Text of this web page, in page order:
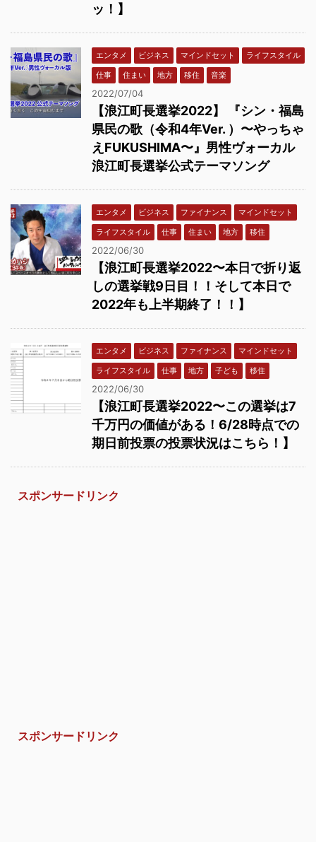
ッ！】
エンタメ ビジネス マインドセット
ライフスタイル
仕事
住まい 地方 移住 音楽
2022/07/04
【浪江町長選挙2022】 『シン・福島
県民の歌（令和4年Ver. ）〜やっちゃ
えFUKUSHIMA〜』男性ヴォーカル
浪江町長選挙公式テーマソング
エンタメ ビジネス ファイナンス
マインドセット
ライフスタイル
仕事 住まい 地方 移住
2022/06/30
【浪江町長選挙2022〜本日で折り返
しの選挙戦9日目！！そして本日で
2022年も上半期終了！！】
エンタメ ビジネス ファイナンス
マインドセット
ライフスタイル
仕事 地方 子ども 移住
2022/06/30
【浪江町長選挙2022〜この選挙は7
千万円の価値がある！6/28時点での
期日前投票の投票状況はこちら！】
スポンサードリンク
スポンサードリンク